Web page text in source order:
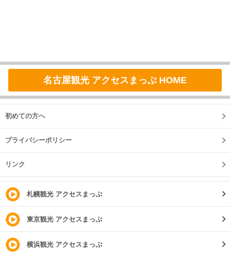
名古屋観光 アクセスまっぷ HOME
初めての方へ
プライバシーポリシー
リンク
札幌観光 アクセスまっぷ
東京観光 アクセスまっぷ
横浜観光 アクセスまっぷ